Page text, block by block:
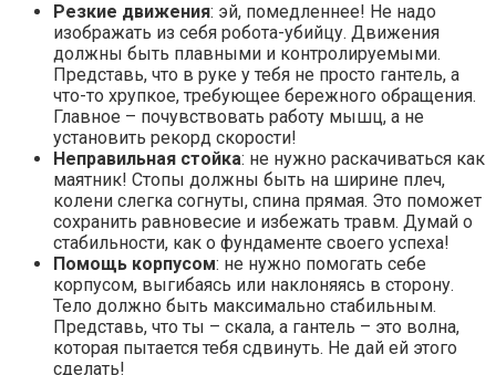
Резкие движения: эй, помедленнее! Не надо
изображать из себя робота-убийцу. Движения
должны быть плавными и контролируемыми.
Представь, что в руке у тебя не просто гантель, а
что-то хрупкое, требующее бережного обращения.
Главное – почувствовать работу мышц, а не
установить рекорд скорости!
Неправильная стойка: не нужно раскачиваться как
маятник! Стопы должны быть на ширине плеч,
колени слегка согнуты, спина прямая. Это поможет
сохранить равновесие и избежать травм. Думай о
стабильности, как о фундаменте своего успеха!
Помощь корпусом: не нужно помогать себе
корпусом, выгибаясь или наклоняясь в сторону.
Тело должно быть максимально стабильным.
Представь, что ты – скала, а гантель – это волна,
которая пытается тебя сдвинуть. Не дай ей этого
сделать!